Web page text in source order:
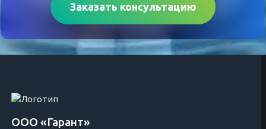
Заказать консультацию
ООО «Гарант»